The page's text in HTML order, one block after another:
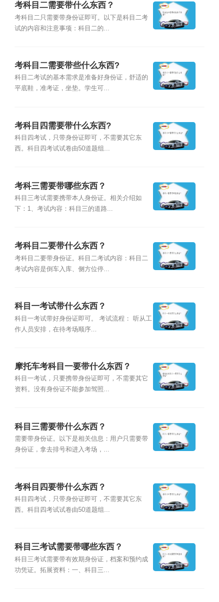
考科目二需要带什么东西？
考科目二只需要带身份证即可。以下是科目二考
试的内容和注意事项：科目二的...
考科目二需要带些什么东西?
科目二考试的基本需求是准备好身份证，舒适的
平底鞋，准考证，坐垫。学生可...
考科目四需要带什么东西?
科目四考试，只带身份证即可，不需要其它东
西。科目四考试试卷由50道题组...
考科三需要带哪些东西？
科目三考试需要携带本人身份证。相关介绍如
下：1、考试内容：科目三的道路...
考科目二要带什么东西？
考科目二要带身份证。科目二考试内容：科目二
考试内容是倒车入库、侧方位停...
科目一考试带什么东西？
科目一考试带好身份证即可。 考试流程： 听从工
作人员安排，在待考场顺序...
摩托车考科目一要带什么东西？
科目一考试，只要携带身份证即可，不需要其它
资料。没有身份证不能参加驾照...
科目三需要带什么东西？
需要带身份证。以下是相关信息：用户只需要带
身份证，拿去排号和进入考场，...
考科目四要带什么东西？
科目四考试，只带身份证即可，不需要其它东
西。科目四考试试卷由50道题组...
科目三考试需要带哪些东西？
科目三考试需要带有效期身份证，档案和预约成
功凭证。拓展资料：一、科目三...